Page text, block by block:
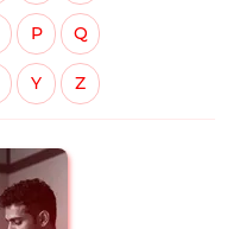
P Q
Y Z